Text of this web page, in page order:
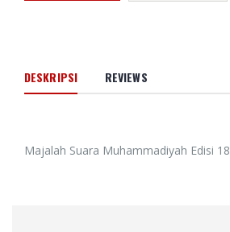
DESKRIPSI REVIEWS
Majalah Suara Muhammadiyah Edisi 18